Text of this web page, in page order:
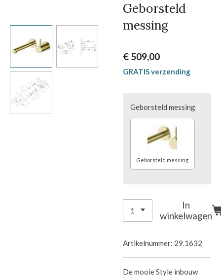
Geborsteld
messing
€ 509,00
GRATIS verzending
Geborsteld messing
Geborsteld messing
In
winkelwagen
Artikelnummer: 29.1632
De mooie Style inbouw